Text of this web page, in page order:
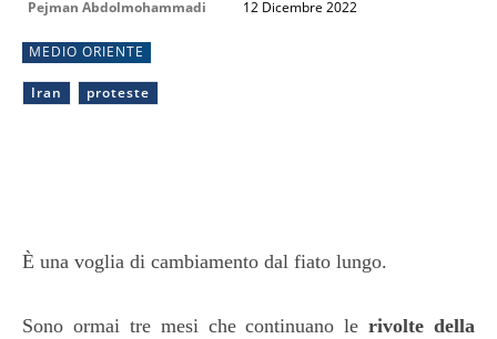
Pejman Abdolmohammadi 12 Dicembre 2022
MEDIO ORIENTE
Iran proteste
È una voglia di cambiamento dal fiato lungo.
Sono ormai tre mesi che continuano lerivolte della